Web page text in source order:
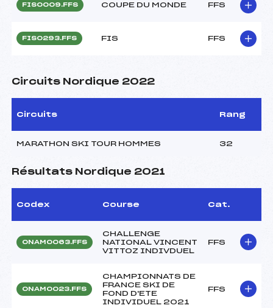
FIS0009.FFS COUPE DU MONDE FFS
FIS0293.FFS FIS FFS
Circuits Nordique 2022
Circuits Rang
MARATHON SKI TOUR HOMMES 32
Résultats Nordique 2021
Codex Course Cat.
ONAM0063.FFS
CHALLENGE
NATIONAL VINCENT
VITTOZ INDIVDUEL
FFS
ONAM0023.FFS
CHAMPIONNATS DE
FRANCE SKI DE
FOND D'ETE
INDIVIDUEL 2021
FFS